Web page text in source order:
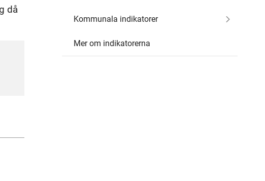
då
Kommunala indikatorer
Mer om indikatorerna